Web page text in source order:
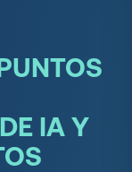
IA Y